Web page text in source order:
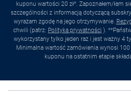
kuponu wartości 20 zł*. Zapoznałem/łam
szczególności z informacją dotyczącą
wyrażam zgodę na jego otrzymywanie.
chwili (patrz: Polityka prywatności ).
wykorzystany tylko jeden raz i jest ważny 4
Minimalna wartość zamówienia wynosi
kuponu na ostatnim etapie